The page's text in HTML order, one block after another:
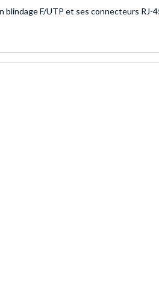
F/UTP et ses connecteurs RJ-